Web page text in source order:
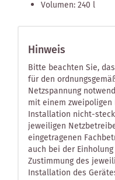
Volumen: 240 l
Hinweis
Bitte beachten Sie,
für den
Netzspannung
mit einem
Installation nicht-
jeweiligen
eingetragenen
auch bei der
Zustimmung des
Installation des